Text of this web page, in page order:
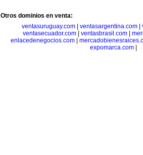
Otros dominios en venta:
ventasuruguay.com| ventasargentina.com|
ventasecuador.com| ventasbrasil.com|
enlacedenegocios.com|
expomarca.com|